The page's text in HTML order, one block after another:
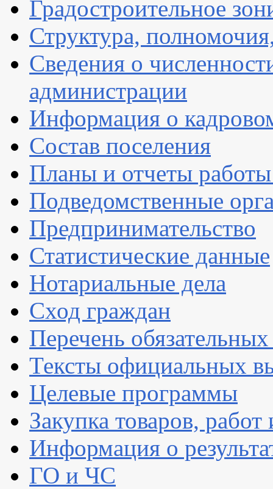
Градостроительное
Структура,
Сведения о
администрации
Информация о
Состав поселения
Планы и отчеты
Подведомственные
Предпринимательство
Статистические данные
Нотариальные дела
Сход граждан
Перечень
Тексты официальных
Целевые программы
Закупка товаров, работ
Информация о
ГО и ЧС